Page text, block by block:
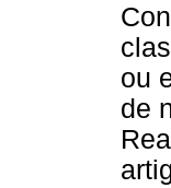
ou
de